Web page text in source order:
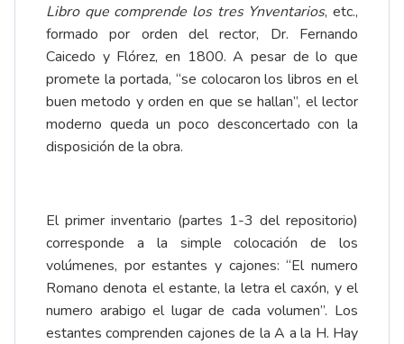
Libro que comprende los tres Ynventarios, etc.,
formado por orden del rector, Dr. Fernando
Caicedo y Flórez, en 1800. A pesar de lo que
promete la portada, “se colocaron los libros en el
buen metodo y orden en que se hallan”, el lector
moderno queda un poco desconcertado con la
disposición de la obra.
El primer inventario (partes 1-3 del repositorio)
corresponde a la simple colocación de los
volúmenes, por estantes y cajones: “El numero
Romano denota el estante, la letra el caxón, y el
numero arabigo el lugar de cada volumen”. Los
estantes comprenden cajones de la A a la H. Hay